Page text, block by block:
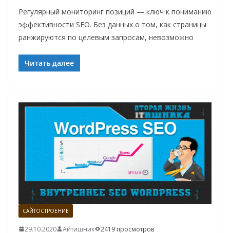
Регулярный мониторинг позиций — ключ к пониманию
эффективности SEO. Без данных о том, как страницы
ранжируются по целевым запросам, невозможно
Читать далее
САЙТОСТРОЕНИЕ
29.10.2020 Айтишник 2419 просмотров